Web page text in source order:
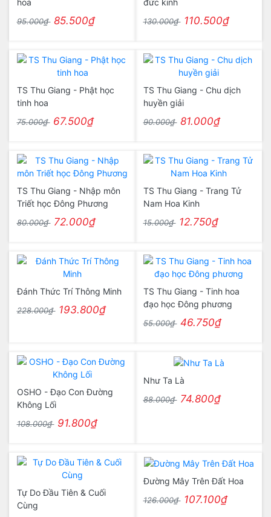
hoa
95.000₫ 85.500₫
đức kinh
130.000₫ 110.500₫
TS Thu Giang - Phật học
tinh hoa
75.000₫ 67.500₫
TS Thu Giang - Chu dịch
huyền giải
90.000₫ 81.000₫
TS Thu Giang - Nhập môn
Triết học Đông Phương
80.000₫ 72.000₫
TS Thu Giang - Trang Tử
Nam Hoa Kinh
15.000₫ 12.750₫
Đánh Thức Trí Thông Minh
228.000₫ 193.800₫
TS Thu Giang - Tinh hoa
đạo học Đông phương
55.000₫ 46.750₫
OSHO - Đạo Con Đường
Không Lối
108.000₫ 91.800₫
Như Ta Là
88.000₫ 74.800₫
Tự Do Đầu Tiên & Cuối
Cùng
Đường Mây Trên Đất Hoa
126.000₫ 107.100₫